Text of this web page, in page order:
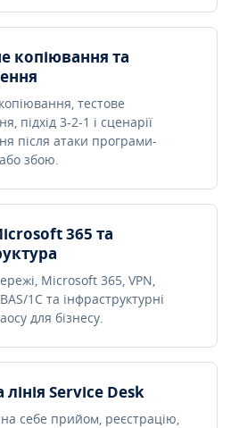
копіювання та
тестове
підхід 3-2-1 і сценарії
після атаки програми-
збою.
365 та
Microsoft 365, VPN,
1C та інфраструктурні
для бізнесу.
Service Desk
себе прийом, реєстрацію,